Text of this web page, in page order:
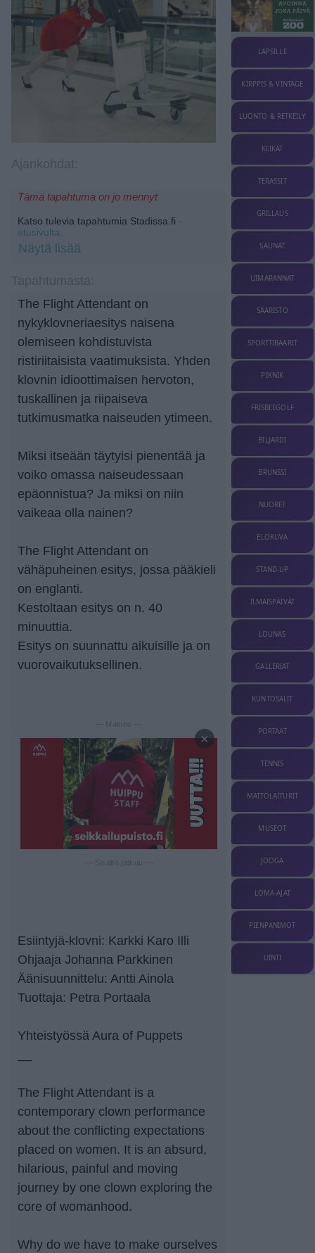
Tämä tapahtuma on jo mennyt
Katso tulevia tapahtumia Stadissa.fi -
etusivulta.
Näytä lisää
The Flight Attendant on
nykyklovneriaesitys naisena
olemiseen kohdistuvista
ristiriitaisista vaatimuksista. Yhden
klovnin idioottimaisen hervoton,
tuskallinen ja riipaiseva
tutkimusmatka naiseuden ytimeen.
Miksi itseään täytyisi pienentää ja
voiko omassa naiseudessaan
epäonnistua? Ja miksi on niin
vaikeaa olla nainen?
The Flight Attendant on
vähäpuheinen esitys, jossa pääkieli
on englanti.
Kestoltaan esitys on n. 40
minuuttia.
Esitys on suunnattu aikuisille ja on
vuorovaikutuksellinen.
— Mainos —
×
Esiintyjä-klovni: Karkki Karo Illi
Ohjaaja Johanna Parkkinen
Äänisuunnittelu: Antti Ainola
Tuottaja: Petra Portaala
Yhteistyössä Aura of Puppets
The Flight Attendant is a
contemporary clown performance
about the conflicting expectations
placed on women. It is an absurd,
hilarious, painful and moving
journey by one clown exploring the
core of womanhood.
Why do we have to make ourselves
LAPSILLE
KIRPPIS & VINTAGE
LUONTO & RETKEILY
KEIKAT
TERASSIT
GRILLAUS
SAUNAT
UIMARANNAT
SAARISTO
SPORTTIBAARIT
PIKNIK
FRISBEEGOLF
BILJARDI
BRUNSSI
NUORET
ELOKUVA
STAND-UP
ILMAISPÄIVÄT
LOUNAS
GALLERIAT
KUNTOSALIT
PORTAAT
TENNIS
MATTOLAITURIT
MUSEOT
JOOGA
LOMA-AJAT
PIENPANIMOT
UINTI